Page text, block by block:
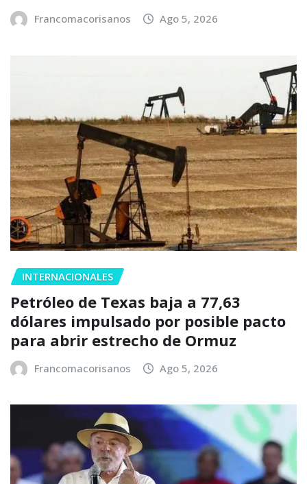
Francomacorisanos Ago 5, 2026
INTERNACIONALES
Petróleo de Texas baja a 77,63
dólares impulsado por posible pacto
para abrir estrecho de Ormuz
Francomacorisanos Ago 5, 2026